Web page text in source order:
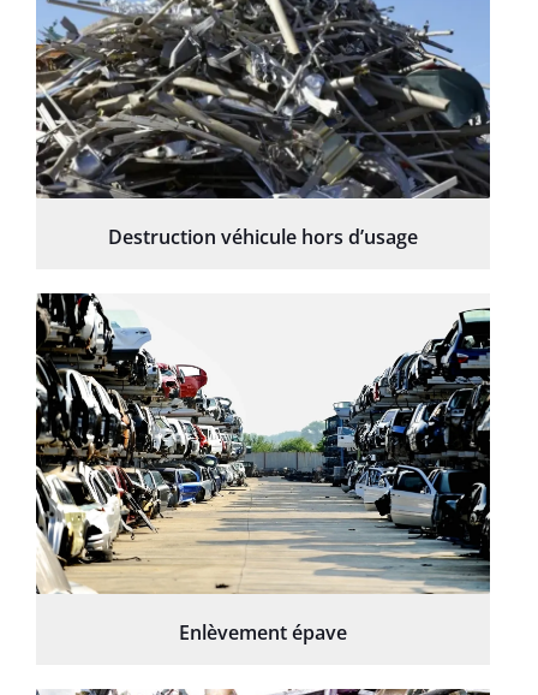
Destruction véhicule hors d’usage
Enlèvement épave